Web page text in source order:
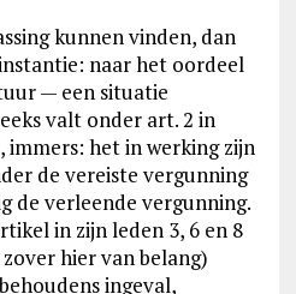
kunnen vinden, dan
naar het oordeel
— een situatie
valt onder art. 2 in
immers: het in werking zijn
de vereiste vergunning
de verleende vergunning.
in zijn leden 3, 6 en 8
hier van belang)
ingeval,